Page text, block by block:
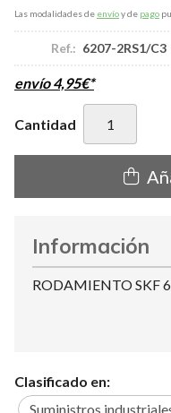
Las modalidades de envíoy de pago
Ref.: 6207-2RS1/C3
envío4,95€*
Cantidad
Información
RODAMIENTO SKF
Clasificado en:
Suministros